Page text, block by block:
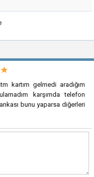
★
kartım gelmedi aradığım
karşımda telefon
bunu yaparsa diğerleri